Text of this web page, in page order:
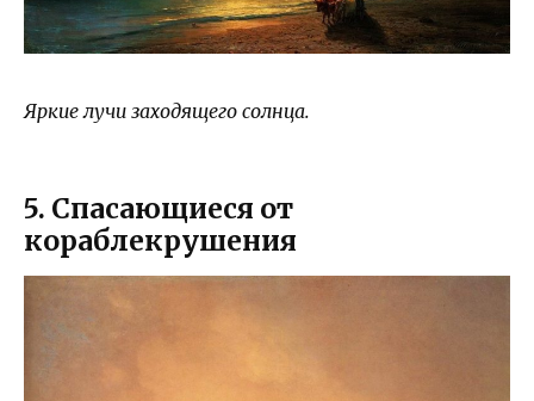
Яркие лучи заходящего солнца.
5. Спасающиеся от
кораблекрушения